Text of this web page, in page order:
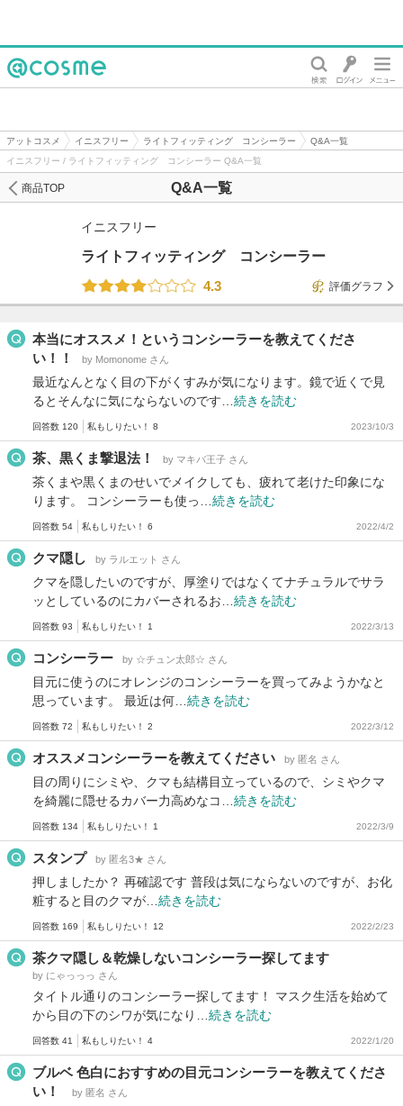
アットコスメ イニスフリー ライトフィッティング コンシーラー
Q&A一覧
イニスフリー / ライトフィッティング コンシーラー Q&A一覧
Q&A一覧
商品TOP
イニスフリー
ライトフィッティング コンシーラー
4.3
評価グラフ
本当にオススメ！というコンシーラーを教えてくださ
い！！
by Momonome さん
最近なんとなく目の下がくすみが気になります。鏡で近くで見
るとそんなに気にならないのです… 続きを読む
回答数 120 私もしりたい！ 8 2023/10/3
茶、黒くま撃退法！ by マキバ王子 さん
茶くまや黒くまのせいでメイクしても、疲れて老けた印象にな
ります。 コンシーラーも使っ… 続きを読む
回答数 54 私もしりたい！ 6 2022/4/2
クマ隠し by ラルエット さん
クマを隠したいのですが、厚塗りではなくてナチュラルでサラ
ッとしているのにカバーされるお… 続きを読む
回答数 93 私もしりたい！ 1 2022/3/13
コンシーラー by ☆チュン太郎☆ さん
目元に使うのにオレンジのコンシーラーを買ってみようかなと
思っています。 最近は何… 続きを読む
回答数 72 私もしりたい！ 2 2022/3/12
オススメコンシーラーを教えてください by 匿名 さん
目の周りにシミや、クマも結構目立っているので、シミやクマ
を綺麗に隠せるカバー力高めなコ… 続きを読む
回答数 134 私もしりたい！ 1 2022/3/9
スタンプ by 匿名3★ さん
押しましたか？ 再確認です 普段は気にならないのですが、お化
粧すると目のクマが… 続きを読む
回答数 169 私もしりたい！ 12 2022/2/23
茶クマ隠し＆乾燥しないコンシーラー探してます
by にゃっっっ さん
タイトル通りのコンシーラー探してます！ マスク生活を始めて
から目の下のシワが気になり… 続きを読む
回答数 41 私もしりたい！ 4 2022/1/20
ブルベ 色白におすすめの目元コンシーラーを教えてくださ
い！
by 匿名 さん